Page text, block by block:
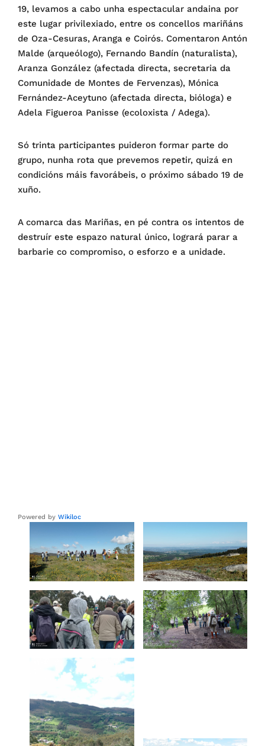
19, levamos a cabo unha espectacular andaina por
este lugar privilexiado, entre os concellos mariñáns
de Oza-Cesuras, Aranga e Coirós. Comentaron Antón
Malde (arqueólogo), Fernando Bandín (naturalista),
Aranza González (afectada directa, secretaria da
Comunidade de Montes de Fervenzas), Mónica
Fernández-Aceytuno (afectada directa, bióloga) e
Adela Figueroa Panisse (ecoloxista / Adega).
Só trinta participantes puideron formar parte do
grupo, nunha rota que prevemos repetir, quizá en
condicións máis favorábeis, o próximo sábado 19 de
xuño.
A comarca das Mariñas, en pé contra os intentos de
destruír este espazo natural único, logrará parar a
barbarie co compromiso, o esforzo e a unidade.
Powered by Wikiloc